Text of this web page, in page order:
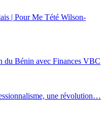
| Pour Me Tété Wilson-
du Bénin avec Finances VBC
une révolution…